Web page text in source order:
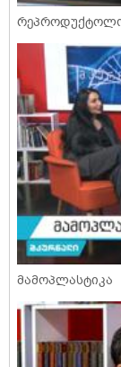
მამოპლასტიკა